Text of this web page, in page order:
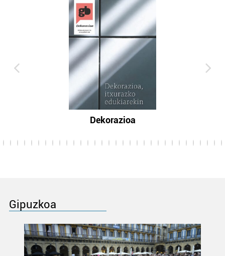
Dekorazioa
Gipuzkoa